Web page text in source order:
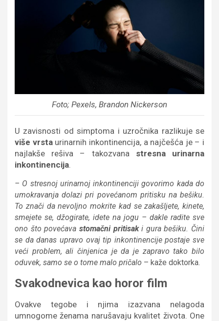
Foto; Pexels, Brandon Nickerson
U zavisnosti od simptoma i uzročnika razlikuje se
više vrstaurinarnih inkontinencija, a najčešća je – i
najlakše rešiva – takozvana stresna urinarna
inkontinencija.
– O stresnoj urinarnoj inkontinenciji govorimo kada do
umokravanja dolazi pri povećanom pritisku na bešiku.
To znači da nevoljno mokrite kad se zakašljete, kinete,
smejete se, džogirate, idete na jogu – dakle radite sve
ono što povećava stomačni pritisaki gura bešiku. Čini
se da danas upravo ovaj tip inkontinencije postaje sve
veći problem, ali činjenica je da je zapravo tako bilo
oduvek, samo se o tome malo pričalo – kaže doktorka.
Svakodnevica kao horor film
Ovakve tegobe i njima izazvana nelagoda
umnogome ženama narušavaju kvalitet života. One